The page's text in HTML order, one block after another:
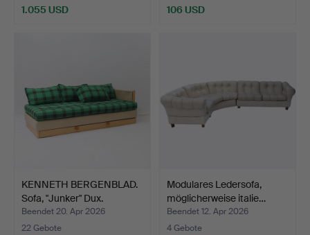
1.055 USD
106 USD
KENNETH BERGENBLAD.
Sofa, "Junker" Dux.
Beendet 20. Apr 2026
22 Gebote
Modulares Ledersofa,
möglicherweise italie…
Beendet 12. Apr 2026
4 Gebote